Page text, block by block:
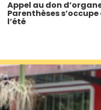
Appel au don
Parenthèses
l’été